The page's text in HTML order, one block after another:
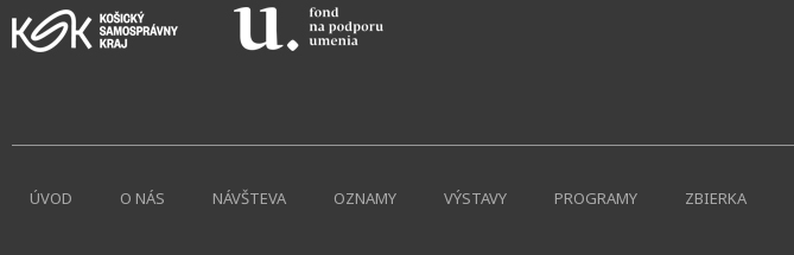
ÚVOD O NÁS NÁVŠTEVA OZNAMY VÝSTAVY PROGRAMY ZBIERKA